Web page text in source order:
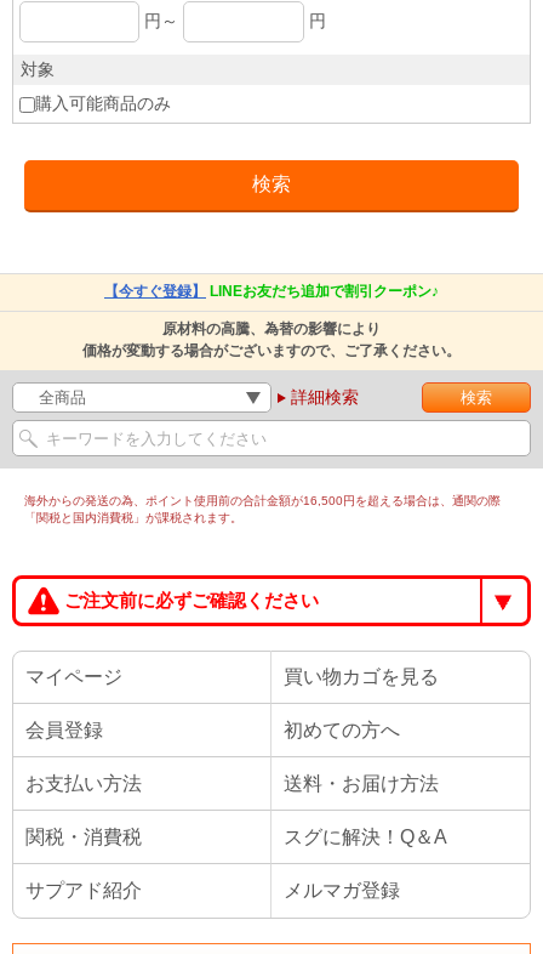
円～ 円
対象
購入可能商品のみ
【今すぐ登録】 LINEお友だち追加で割引クーポン♪
原材料の高騰、為替の影響により
価格が変動する場合がございますので、ご了承ください。
詳細検索
海外からの発送の為、ポイント使用前の合計金額が16,500円を超える場合は、通関の際
「関税と国内消費税」が課税されます。
ご注文前に必ずご確認ください
マイページ 買い物カゴを見る
会員登録 初めての方へ
お支払い方法 送料・お届け方法
関税・消費税 スグに解決！Q＆A
サプアド紹介 メルマガ登録